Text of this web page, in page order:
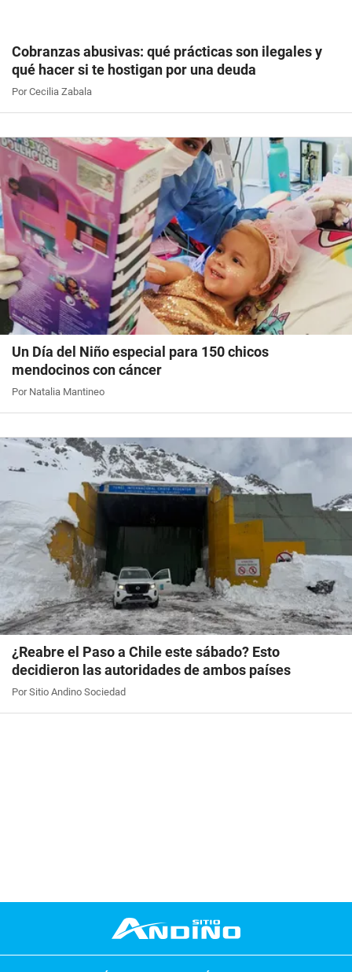
Cobranzas abusivas: qué prácticas son ilegales y
qué hacer si te hostigan por una deuda
Por Cecilia Zabala
Un Día del Niño especial para 150 chicos
mendocinos con cáncer
Por Natalia Mantineo
¿Reabre el Paso a Chile este sábado? Esto
decidieron las autoridades de ambos países
Por Sitio Andino Sociedad